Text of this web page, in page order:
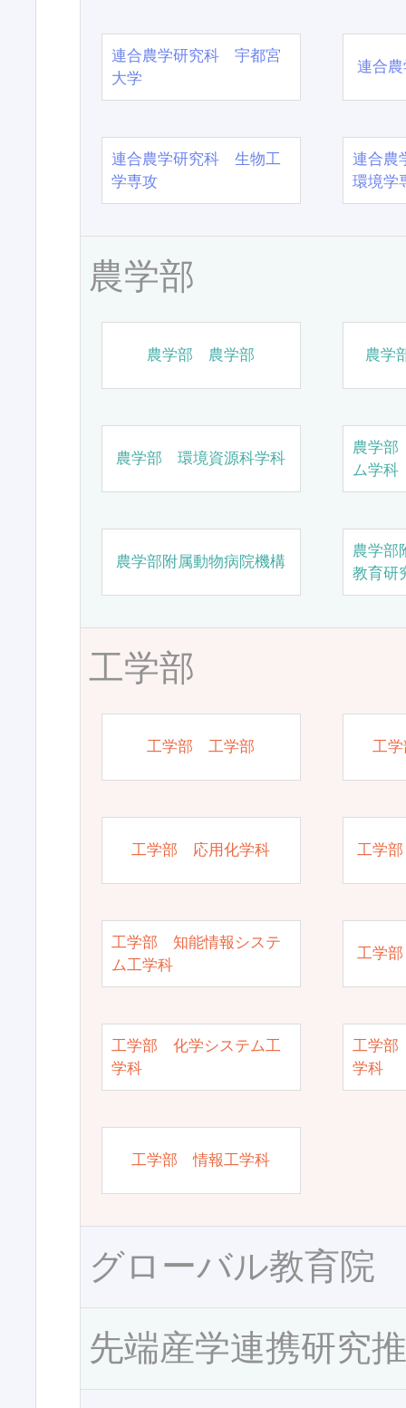
連合農学研究科 宇都宮
大学
連合
連合農学研究科 生物工
学専攻
連合農
環境学
農学部
農学部 農学部 農学
農学部 環境資源科学科
農学
ム学科
農学部附属動物病院機構
農学部
教育研
工学部
工学部 工学部 工
工学部 応用化学科 工学
工学部 知能情報システ
ム工学科
工学
工学部 化学システム工
学科
工学部
学科
工学部 情報工学科
グローバル教育院
先端産学連携研究